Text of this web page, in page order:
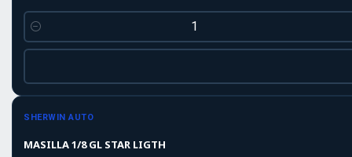
Cantidad
SHERWIN AUTO
MASILLA 1/8 GL STAR LIGTH